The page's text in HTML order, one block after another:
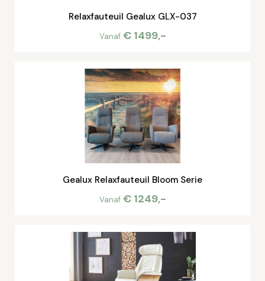
Relaxfauteuil Gealux GLX-037
Vanaf € 1499,-
Gealux Relaxfauteuil Bloom Serie
Vanaf € 1249,-